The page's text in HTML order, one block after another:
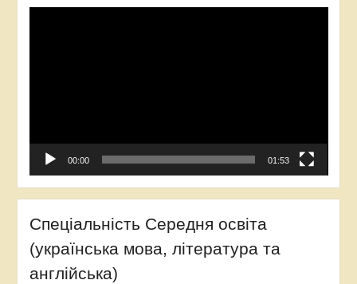
00:00 01:53
Спеціальність Середня освіта
(українська мова, література та
англійська)